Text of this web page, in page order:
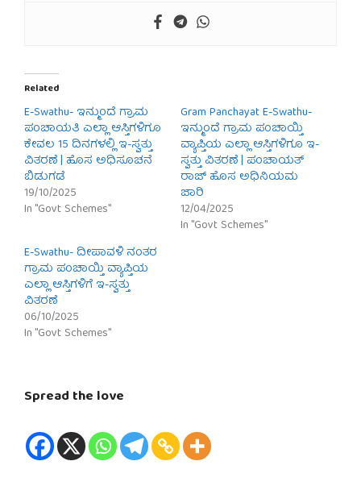
Related
E-Swathu- ಇನ್ಮುಂದೆ ಗ್ರಾಮ
ಪಂಚಾಯತಿ ಎಲ್ಲಾ ಆಸ್ತಿಗಳಿಗೂ
ಕೇವಲ 15 ದಿನಗಳಲ್ಲಿ ಇ-ಸ್ವತ್ತು
ವಿತರಣೆ | ಹೊಸ ಅಧಿಸೂಚನೆ
ಬಿಡುಗಡೆ
19/10/2025
In "Govt Schemes"
Gram Panchayat E-Swathu-
ಇನ್ಮುಂದೆ ಗ್ರಾಮ ಪಂಚಾಯ್ತಿ
ವ್ಯಾಪ್ತಿಯ ಎಲ್ಲಾ ಆಸ್ತಿಗಳಿಗೂ ಇ-
ಸ್ವತ್ತು ವಿತರಣೆ | ಪಂಚಾಯತ್
ರಾಜ್ ಹೊಸ ಅಧಿನಿಯಮ
ಜಾರಿ
12/04/2025
In "Govt Schemes"
E-Swathu- ದೀಪಾವಳಿ ನಂತರ
ಗ್ರಾಮ ಪಂಚಾಯ್ತಿ ವ್ಯಾಪ್ತಿಯ
ಎಲ್ಲಾ ಆಸ್ತಿಗಳಿಗೆ ಇ-ಸ್ವತ್ತು
ವಿತರಣೆ
06/10/2025
In "Govt Schemes"
Spread the love